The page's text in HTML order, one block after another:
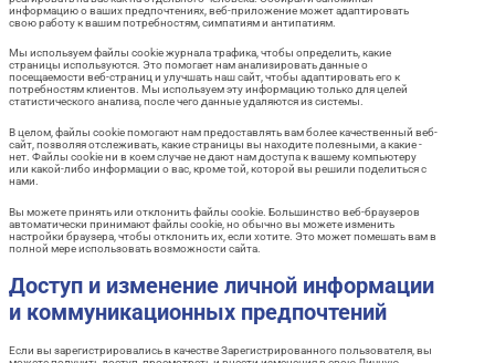
информацию о ваших предпочтениях, веб-приложение может адаптировать
свою работу к вашим потребностям, симпатиям и антипатиям.
Мы используем файлы cookie журнала трафика, чтобы определить, какие
страницы используются. Это помогает нам анализировать данные о
посещаемости веб-страниц и улучшать наш сайт, чтобы адаптировать его к
потребностям клиентов. Мы используем эту информацию только для целей
статистического анализа, после чего данные удаляются из системы.
В целом, файлы cookie помогают нам предоставлять вам более качественный веб-
сайт, позволяя отслеживать, какие страницы вы находите полезными, а какие -
нет. Файлы cookie ни в коем случае не дают нам доступа к вашему компьютеру
или какой-либо информации о вас, кроме той, которой вы решили поделиться с
нами.
Вы можете принять или отклонить файлы cookie. Большинство веб-браузеров
автоматически принимают файлы cookie, но обычно вы можете изменить
настройки браузера, чтобы отклонить их, если хотите. Это может помешать вам в
полной мере использовать возможности сайта.
Доступ и изменение личной информации
и коммуникационных предпочтений
Если вы зарегистрировались в качестве Зарегистрированного пользователя, вы